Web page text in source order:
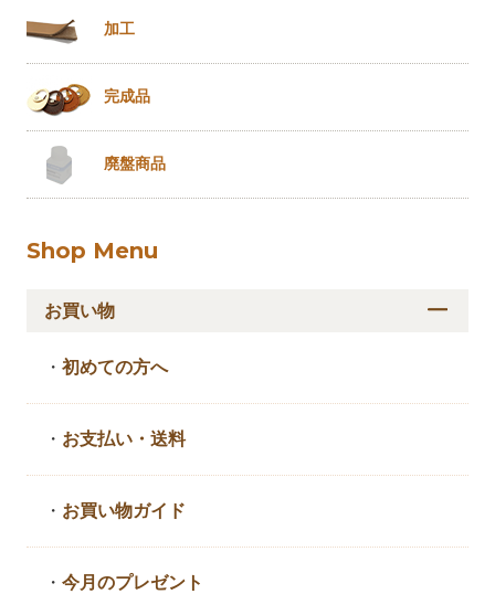
加工
完成品
廃盤商品
Shop Menu
お買い物
・初めての方へ
・ お支払い・送料
・ お買い物ガイド
・今月のプレゼント